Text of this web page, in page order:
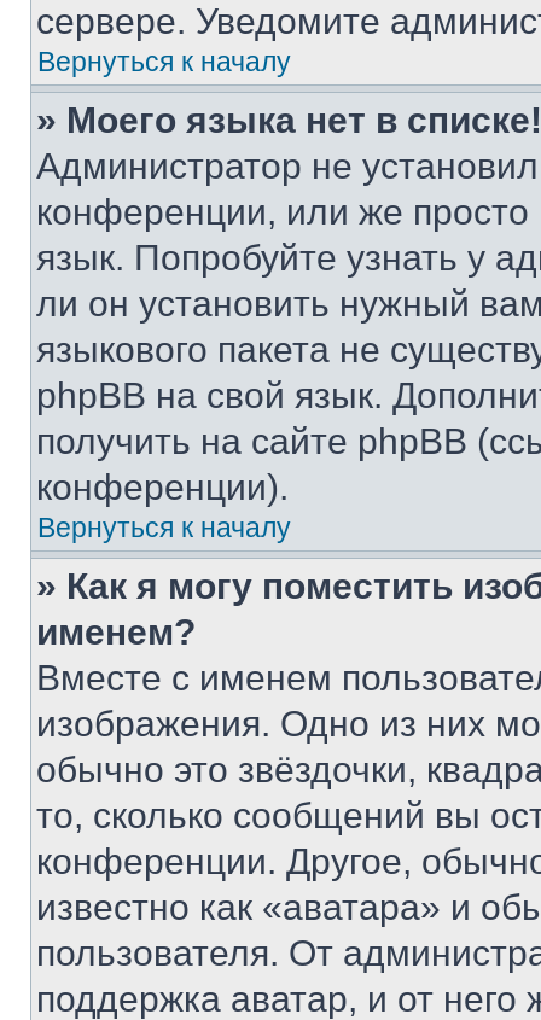
сервере. Уведомите
Вернуться к началу
» Моего языка нет в списке!
Администратор не
конференции, или же
язык. Попробуйте узнать у
ли он установить нужный
языкового пакета не
phpBB на свой язык.
получить на сайте phpBB
конференции).
Вернуться к началу
» Как я могу поместить
именем?
Вместе с именем
изображения. Одно из них
обычно это звёздочки,
то, сколько сообщений вы
конференции. Другое,
известно как «аватара» и
пользователя. От
поддержка аватар, и от него